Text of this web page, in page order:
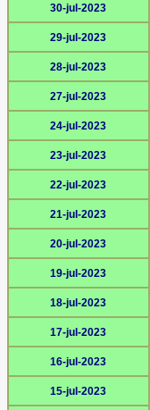
30-jul-2023
29-jul-2023
28-jul-2023
27-jul-2023
24-jul-2023
23-jul-2023
22-jul-2023
21-jul-2023
20-jul-2023
19-jul-2023
18-jul-2023
17-jul-2023
16-jul-2023
15-jul-2023